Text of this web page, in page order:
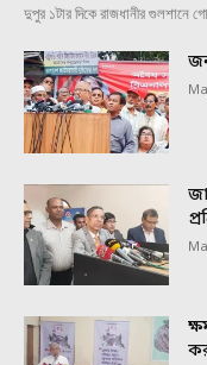
দুপুর ১টার দিকে রাজধানীর গুলশানে